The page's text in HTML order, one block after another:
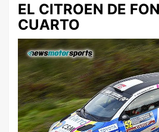
EL CITROEN DE
CUARTO